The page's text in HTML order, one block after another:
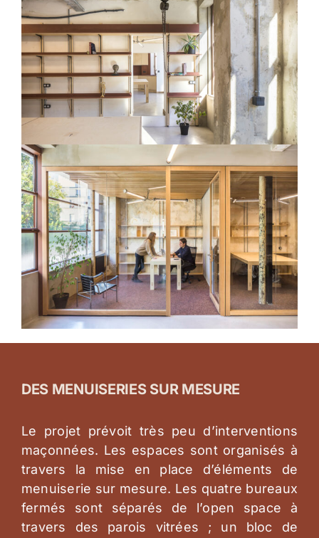
DES MENUISERIES SUR MESURE
Le projet prévoit très peu d’interventions
maçonnées. Les espaces sont organisés à
travers la mise en place d’éléments de
menuiserie sur mesure. Les quatre bureaux
fermés sont séparés de l’open space à
travers des parois vitrées ; un bloc de